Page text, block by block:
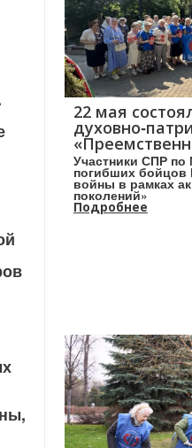
22 мая
Участники СПР по
погибших бойцов
войны в рамках
поколений»
Подробнее